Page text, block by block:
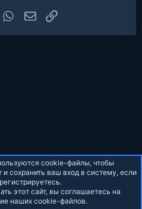
WhatsAppЭлектронная почта
Ссылка
Верх
cookie-файлы, чтобы
и сохранить ваш вход в систему, если
этот сайт, вы соглашаетесь на
наших cookie-файлов.